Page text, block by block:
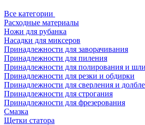
Все категории
Расходные материалы
Ножи для рубанка
Насадки для миксеров
Принадлежности для заворачивания
Принадлежности для пиления
Принадлежности для полирования и
Принадлежности для резки и обдирки
Принадлежности для сверления и
Принадлежности для строгания
Принадлежности для фрезерования
Смазка
Щетки статора